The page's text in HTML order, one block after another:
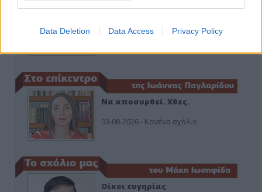
Data Deletion Data Access Privacy Policy
εμπράκτως την περιφέρεια – μειώσ…
Να αποσυρθεί. Χθες.
03-08-2026 - Κανένα σχόλιο
Οίκοι ευγηρίας